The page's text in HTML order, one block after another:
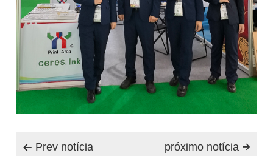
 Prev notícia 
próximo notícia